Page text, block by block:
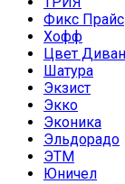
Фикс Прайс
Хофф
Цвет
Шатура
Экзист
Экко
Эконика
Эльдорадо
ЭТМ
Юничел